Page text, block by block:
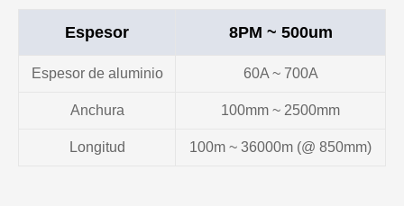
Espesor 8PM ~ 500um
Espesor de aluminio 60A ~ 700A
Anchura 100mm ~ 2500mm
Longitud 100m ~ 36000m (@ 850mm)